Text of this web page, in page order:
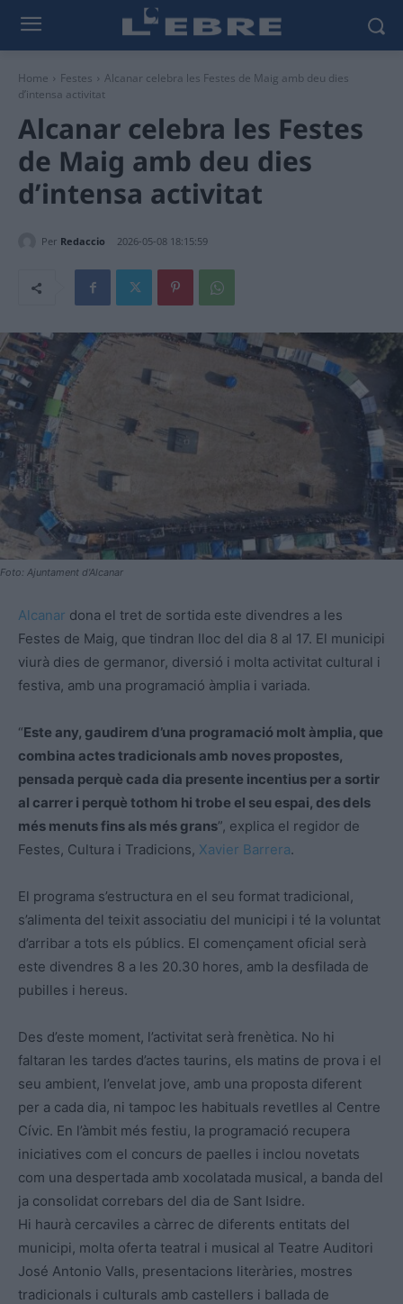
Home Festes
Alcanar celebra les Festes de Maig amb deu dies
d’intensa activitat
Alcanar celebra les Festes
de Maig amb deu dies
d’intensa activitat
Per Redaccio 2026-05-08 18:15:59
Foto: Ajuntament d'Alcanar
Alcanar dona el tret de sortida este divendres a les
Festes de Maig, que tindran lloc del dia 8 al 17. El municipi
viurà dies de germanor, diversió i molta activitat cultural i
festiva, amb una programació àmplia i variada.
“Este any, gaudirem d’una programació molt àmplia, que
combina actes tradicionals amb noves propostes,
pensada perquè cada dia presente incentius per a sortir
al carrer i perquè tothom hi trobe el seu espai, des dels
més menuts fins als més grans”, explica el regidor de
Festes, Cultura i Tradicions, Xavier Barrera.
El programa s’estructura en el seu format tradicional,
s’alimenta del teixit associatiu del municipi i té la voluntat
d’arribar a tots els públics. El començament oficial serà
este divendres 8 a les 20.30 hores, amb la desfilada de
pubilles i hereus.
Des d’este moment, l’activitat serà frenètica. No hi
faltaran les tardes d’actes taurins, els matins de prova i el
seu ambient, l’envelat jove, amb una proposta diferent
per a cada dia, ni tampoc les habituals revetlles al Centre
Cívic. En l’àmbit més festiu, la programació recupera
iniciatives com el concurs de paelles i inclou novetats
com una despertada amb xocolatada musical, a banda del
ja consolidat correbars del dia de Sant Isidre.
Hi haurà cercaviles a càrrec de diferents entitats del
municipi, molta oferta teatral i musical al Teatre Auditori
José Antonio Valls, presentacions literàries, mostres
tradicionals i culturals amb castellers i ballada de